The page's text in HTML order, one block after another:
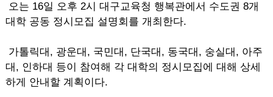
오는 16일 오후 2시 대구교육청 행복관에서 수도권 8개
대학 공동 정시모집 설명회를 개최한다.
가톨릭대, 광운대, 국민대, 단국대, 동국대, 숭실대, 아주
대, 인하대 등이 참여해 각 대학의 정시모집에 대해 상세
하게 안내할 계획이다.